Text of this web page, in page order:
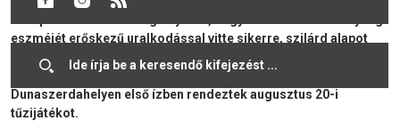
eszméjét erőskezű uralkodással vitte sikerre, szilárd alapot
teremtve számos nemzedék munkájához. Az ünnepség végén a
résztvevők megkoszorúzták az emlékművet. Este
Dunaszerdahelyen első ízben rendeztek augusztus 20-i
tűzijátékot.